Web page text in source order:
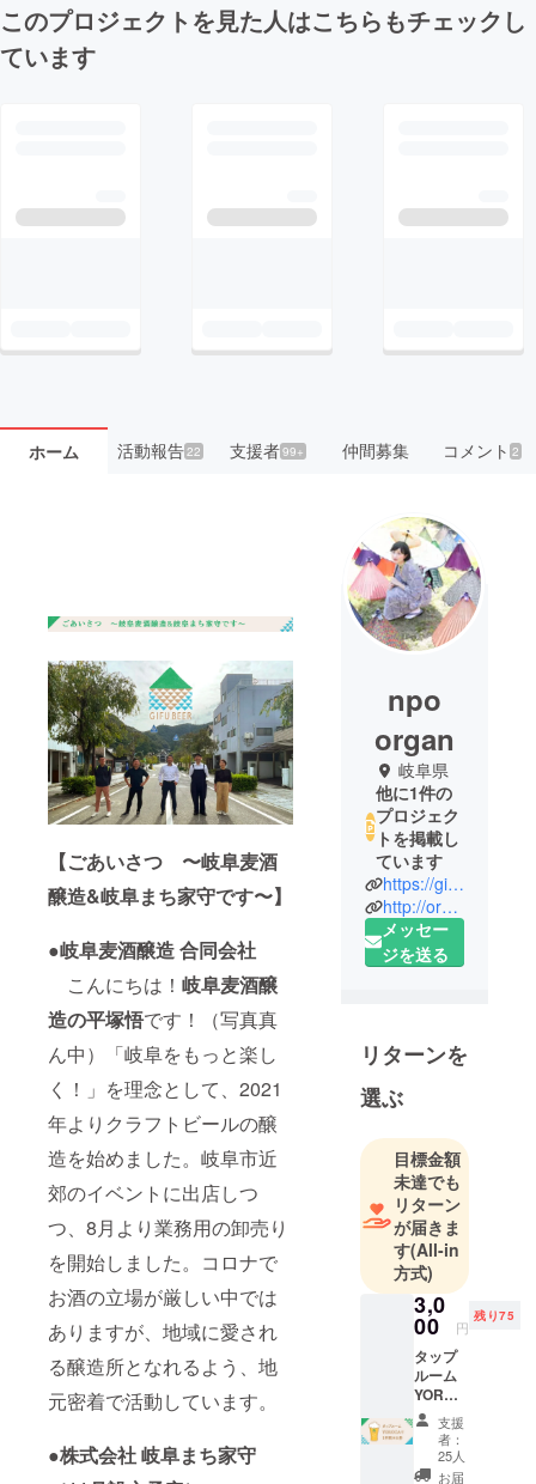
このプロジェクトを見た人はこちらもチェックし
ています
ホーム 活動報告22 支援者99+ 仲間募集 コメント 2
【ごあいさつ 〜岐阜麦酒
醸造&岐阜まち家守です〜】
●岐阜麦酒醸造 合同会社
こんにちは！ 岐阜麦酒醸
造の平塚悟です！（写真真
ん中）「岐阜をもっと楽し
く！」を理念として、2021
年よりクラフトビールの醸
造を始めました。岐阜市近
郊のイベントに出店しつ
つ、8月より業務用の卸売り
を開始しました。コロナで
お酒の立場が厳しい中では
ありますが、地域に愛され
る醸造所となれるよう、地
元密着で活動しています。
●株式会社 岐阜まち家守
npo
organ
岐阜県
他に1件の
プロジェク
トを掲載し
ています
https://gifubeer.com/
http://organ.jp/
メッセー
ジを送る
リターンを
選ぶ
目標金額
未達でも
リターン
が届きま
す(All-in
方式)
3,0
00 円
残り75
タップ
ルーム
YOROC
Aで1杯
飲める
プルー
支援
者：
25人
お届